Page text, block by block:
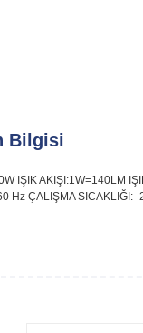
Bilgisi
AKIŞI:1W=140LM
ÇALIŞMA